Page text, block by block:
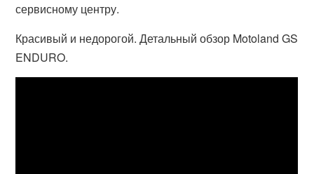
сервисному центру.
Красивый и недорогой. Детальный обзор Motoland GS
ENDURO.